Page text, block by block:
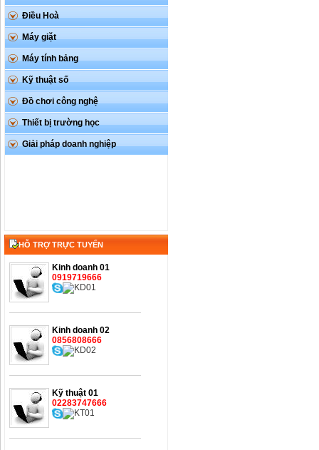
Điều Hoà
Máy giặt
Máy tính bảng
Kỹ thuật số
Đồ chơi công nghệ
Thiết bị trường học
Giải pháp doanh nghiệp
HỖ TRỢ TRỰC TUYẾN
Kinh doanh 01
0919719666
Kinh doanh 02
0856808666
Kỹ thuật 01
02283747666